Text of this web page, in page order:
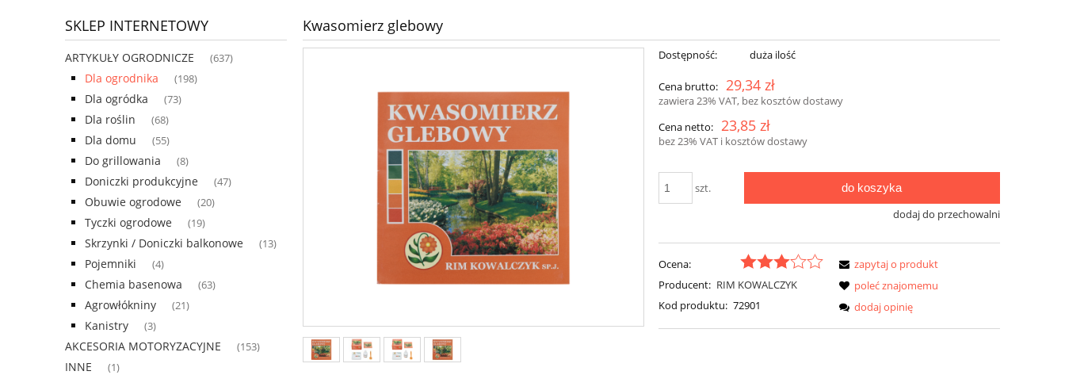
SKLEP INTERNETOWY
ARTYKUŁY OGRODNICZE (637)
Dla ogrodnika (198)
Dla ogródka (73)
Dla roślin (68)
Dla domu (55)
Do grillowania (8)
Doniczki produkcyjne (47)
Obuwie ogrodowe (20)
Tyczki ogrodowe (19)
Skrzynki / Doniczki balkonowe (13)
Pojemniki (4)
Chemia basenowa (63)
Agrowłókniny (21)
Kanistry (3)
AKCESORIA MOTORYZACYJNE (153)
INNE (1)
Kwasomierz glebowy
Dostępność: duża ilość
Cena brutto: 29,34 zł
zawiera 23% VAT, bez kosztów dostawy
Cena netto: 23,85 zł
bez 23% VAT i kosztów dostawy
szt. do koszyka
dodaj do przechowalni
Ocena:
Producent: RIM KOWALCZYK
Kod produktu: 72901
zapytaj o produkt
poleć znajomemu
dodaj opinię